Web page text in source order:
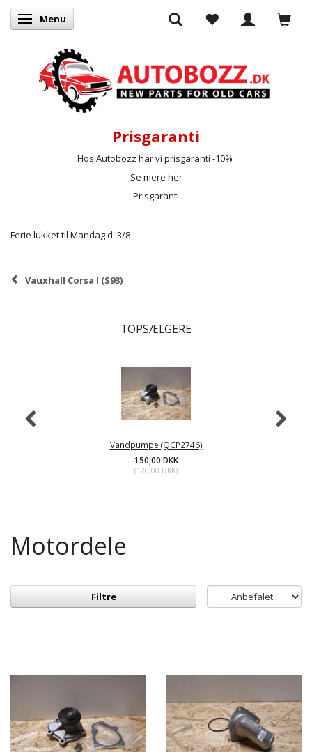
Skifte navigation
Menu
Prisgaranti
Hos Autobozz har vi prisgaranti -10%
Se mere her
Prisgaranti
Ferie lukket til Mandag d. 3/8
Vauxhall Corsa I (S93)
TOPSÆLGERE
Vandpumpe (QCP2746)
150,00 DKK
(120,00 DKK)
Motordele
Filtre